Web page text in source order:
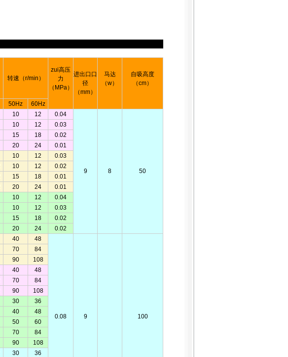
转速（r/min）
zui高压
力
（MPa）
进出口口
径
（mm）
马达
（w）
自吸高度
（cm）
50Hz
60Hz
10 12 0.04
9 8 50
10 12
0.03
15 18
0.02
20 24
0.01
10 12
0.03
10 12
0.02
15 18
0.01
20 24
0.01
10 12
0.04
10 12
0.03
15 18
0.02
20 24
0.02
40 48
0.08 9 100
70
84
90
108
40
48
70
84
90
108
30
36
40
48
50
60
70
84
90
108
30
36